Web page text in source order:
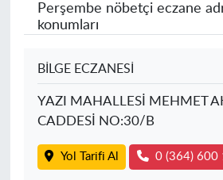
Perşembe nöbetçi eczane
konumları
BİLGE ECZANESİ
YAZI MAHALLESİ MEHMET
CADDESİ NO:30/B
Yol Tarifi Al 0 (364) 600